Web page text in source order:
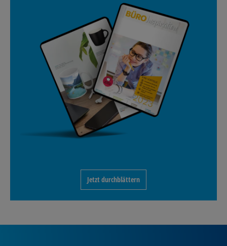
Jetzt durchblättern